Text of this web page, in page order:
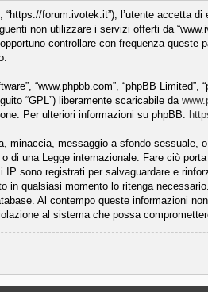
“https://forum.ivotek.it”), l’utente accetta
non utilizzare i servizi offerti da
controllare con frequenza queste
“www.phpbb.com”, “phpBB
“GPL”) liberamente scaricabile da
Per ulteriori informazioni su phpBB:
messaggio a sfondo sessuale,
di una Legge internazionale. Fare ciò
sono registrati per salvaguardare e
in qualsiasi momento lo ritenga
Al contempo queste informazioni
al sistema che possa